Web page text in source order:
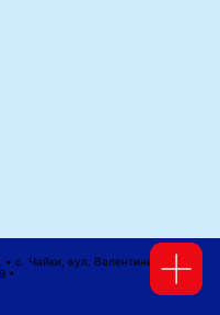
с. Чайки, вул. Валентини Чайки
•